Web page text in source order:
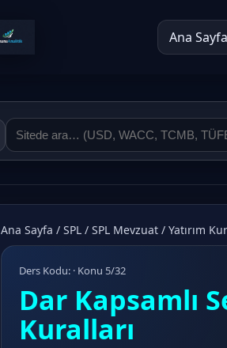
Ana Sayfa
Ana Sayfa / SPL / SPL Mevzuat / Yatırım
Ders Kodu: · Konu 5/32
Dar Kapsamlı
Kuralları